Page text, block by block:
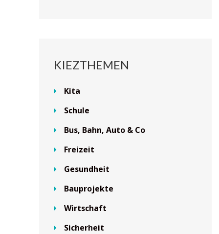
KIEZTHEMEN
Kita
Schule
Bus, Bahn, Auto & Co
Freizeit
Gesundheit
Bauprojekte
Wirtschaft
Sicherheit